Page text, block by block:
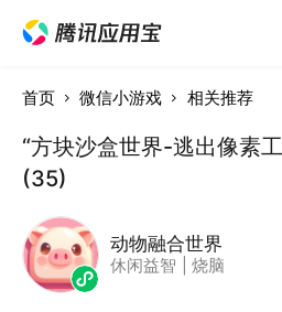
首页 微信小游戏 相关推荐
“方块沙盒世界-逃出像素
(35)
动物融合世界
休闲益智 烧脑